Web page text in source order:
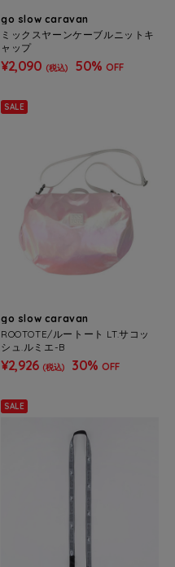
go slow caravan
ミックスヤーンケーブルニットキ
ャップ
¥2,090 (税込) 50% OFF
SALE
go slow caravan
ROOTOTE/ルートート LT.サコッ
シュ.ルミエ-B
¥2,926 (税込) 30% OFF
SALE